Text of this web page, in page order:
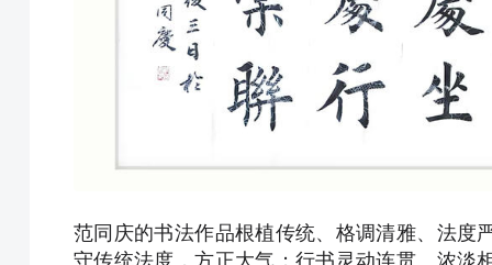
范同庆的书法作品根植传统、格调清雅、法度